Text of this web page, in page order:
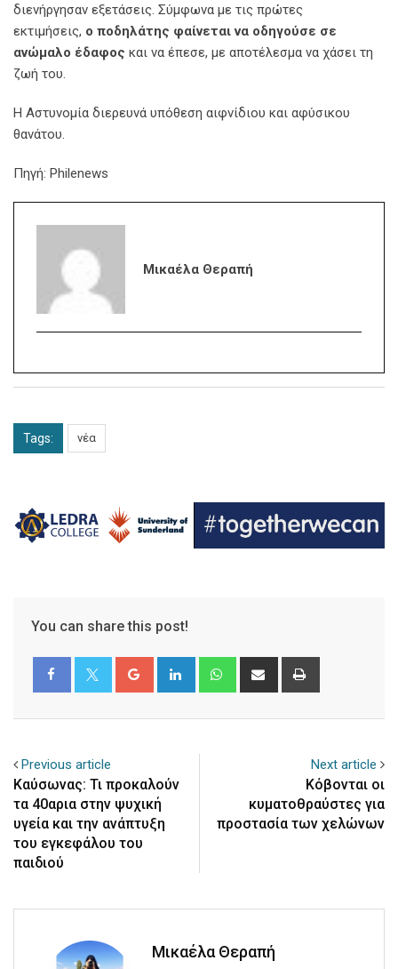
διενήργησαν εξετάσεις. Σύμφωνα με τις πρώτες
εκτιμήσεις, ο ποδηλάτης φαίνεται να οδηγούσε σε
ανώμαλο έδαφος και να έπεσε, με αποτέλεσμα να χάσει τη
ζωή του.
Η Αστυνομία διερευνά υπόθεση αιφνίδιου και αφύσικου
θανάτου.
Πηγή: Philenews
Μικαέλα Θεραπή
Tags: νέα
You can share this post!
Google+ LinkedIn WhatsappShare
Previous article
Καύσωνας: Τι προκαλούν
τα 40αρια στην ψυχική
υγεία και την ανάπτυξη
του εγκεφάλου του
παιδιού
Next article
Κόβονται οι
κυματοθραύστες για
προστασία των χελώνων
Μικαέλα Θεραπή